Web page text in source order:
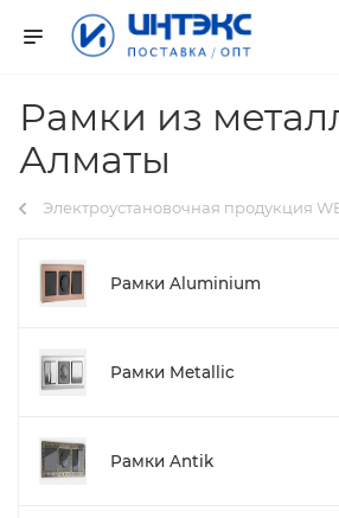
Рамки из
Алматы
Электроустановочная продукция
Рамки Aluminium
Рамки Metallic
Рамки Antik